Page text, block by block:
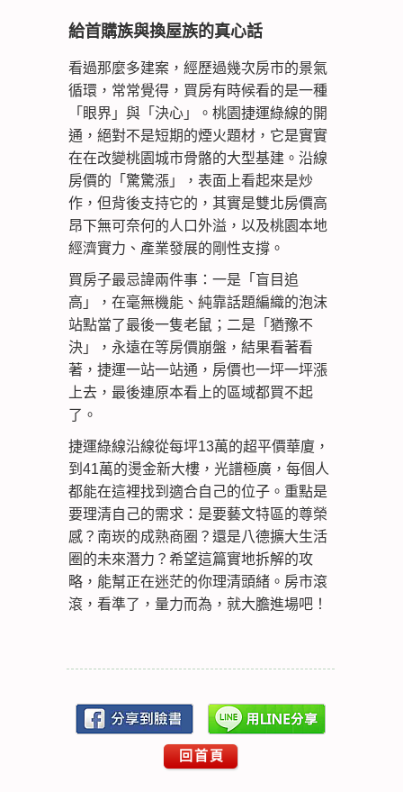
給首購族與換屋族的真心話
看過那麼多建案，經歷過幾次房市的景氣
循環，常常覺得，買房有時候看的是一種
「眼界」與「決心」。桃園捷運綠線的開
通，絕對不是短期的煙火題材，它是實實
在在改變桃園城市骨骼的大型基建。沿線
房價的「驚驚漲」，表面上看起來是炒
作，但背後支持它的，其實是雙北房價高
昂下無可奈何的人口外溢，以及桃園本地
經濟實力、產業發展的剛性支撐。
買房子最忌諱兩件事：一是「盲目追
高」，在毫無機能、純靠話題編織的泡沫
站點當了最後一隻老鼠；二是「猶豫不
決」，永遠在等房價崩盤，結果看著看
著，捷運一站一站通，房價也一坪一坪漲
上去，最後連原本看上的區域都買不起
了。
捷運綠線沿線從每坪13萬的超平價華廈，
到41萬的燙金新大樓，光譜極廣，每個人
都能在這裡找到適合自己的位子。重點是
要理清自己的需求：是要藝文特區的尊榮
感？南崁的成熟商圈？還是八德擴大生活
圈的未來潛力？希望這篇實地拆解的攻
略，能幫正在迷茫的你理清頭緒。房市滾
滾，看準了，量力而為，就大膽進場吧！
回首頁